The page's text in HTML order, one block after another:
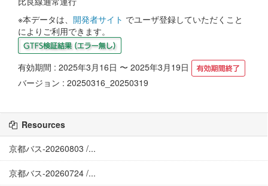
※本データは、 開発者サイト でユーザ登録していただくこと
によりご利用できます。
有効期間 : 2025年3月16日 〜 2025年3月19日
バージョン : 20250316_20250319
Resources
京都バス-20260803 /...
京都バス-20260724 /...